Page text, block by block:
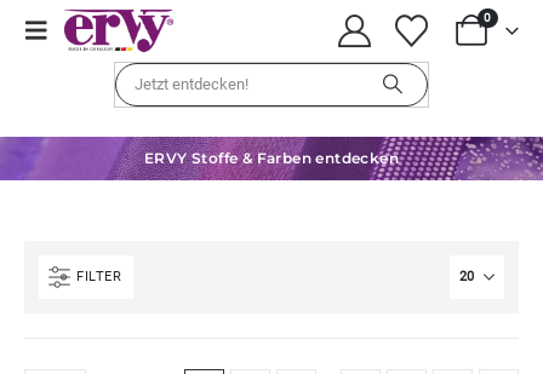
0
ERVY Stoffe & Farben entdecken
FILTER